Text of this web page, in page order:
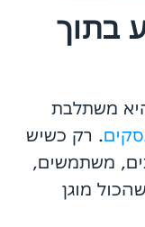
בתוך
משתלבת
. רק כשיש
משתמשים,
מוגן